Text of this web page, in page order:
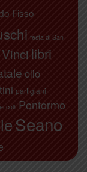
Fisso
festa di San
libri
olio
partigiani
colli Pontormo
Seano